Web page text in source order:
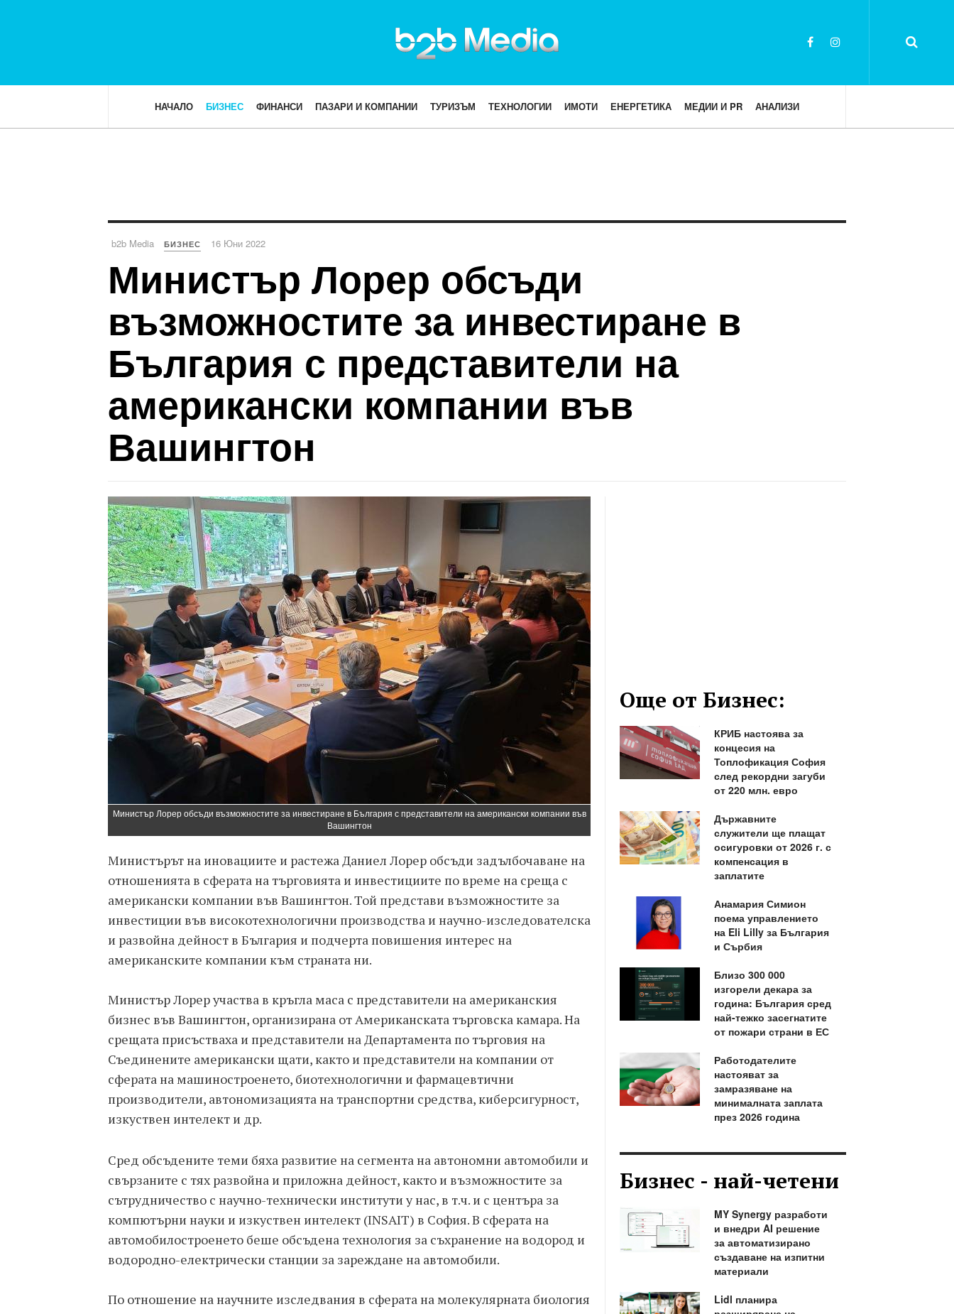
НАЧАЛО БИЗНЕС ФИНАНСИ ПАЗАРИ И КОМПАНИИ ТУРИЗЪМ ТЕХНОЛОГИИ ИМОТИ ЕНЕРГЕТИКА МЕДИИ И PR АНАЛИЗИ
b2b Media БИЗНЕС 16 Юни 2022
Министър Лорер обсъди
възможностите за инвестиране в
България с представители на
американски компании във
Вашингтон
Министър Лорер обсъди възможностите за инвестиране в България с представители на американски компании във
Вашингтон
Министърът на иновациите и растежа Даниел Лорер обсъди задълбочаване на
отношенията в сферата на търговията и инвестициите по време на среща с
американски компании във Вашингтон. Той представи възможностите за
инвестиции във високотехнологични производства и научно-изследователска
и развойна дейност в България и подчерта повишения интерес на
американските компании към страната ни.
Министър Лорер участва в кръгла маса с представители на американския
бизнес във Вашингтон, организирана от Американската търговска камара. На
срещата присъстваха и представители на Департамента по търговия на
Съединените американски щати, както и представители на компании от
сферата на машиностроенето, биотехнологични и фармацевтични
производители, автономизацията на транспортни средства, киберсигурност,
изкуствен интелект и др.
Сред обсъдените теми бяха развитие на сегмента на автономни автомобили и
свързаните с тях развойна и приложна дейност, както и възможностите за
сътрудничество с научно-технически институти у нас, в т.ч. и с центъра за
компютърни науки и изкуствен интелект (INSAIT) в София. В сферата на
автомобилостроенето беше обсъдена технология за съхранение на водород и
водородно-електрически станции за зареждане на автомобили.
По отношение на научните изследвания в сферата на молекулярната биология
Още от Бизнес:
КРИБ настоява за
концесия на
Топлофикация София
след рекордни загуби
от 220 млн. евро
Държавните
служители ще плащат
осигуровки от 2026 г. с
компенсация в
заплатите
Анамария Симион
поема управлението
на Eli Lilly за България
и Сърбия
Близо 300 000
изгорели декара за
година: България сред
най-тежко засегнатите
от пожари страни в ЕС
Работодателите
настояват за
замразяване на
минималната заплата
през 2026 година
Бизнес - най-четени
MY Synergy разработи
и внедри AI решение
за автоматизирано
създаване на изпитни
материали
Lidl планира